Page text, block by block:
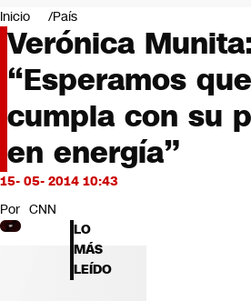
Negocios
Deportes
Programas completos
Cultura
Servicios
Bits
CNN Data
CNN tiempo
Futuro 360
Inicio País
Verónica
“Esperamos
cumpla con su
en energía”
15- 05- 2014 10:43
Por CNN
LO
MÁS
LEÍDO